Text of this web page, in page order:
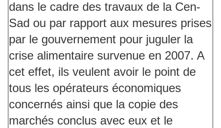
dans le cadre des travaux de la Cen-
Sad ou par rapport aux mesures prises
par le gouvernement pour juguler la
crise alimentaire survenue en 2007. A
cet effet, ils veulent avoir le point de
tous les opérateurs économiques
concernés ainsi que la copie des
marchés conclus avec eux et le